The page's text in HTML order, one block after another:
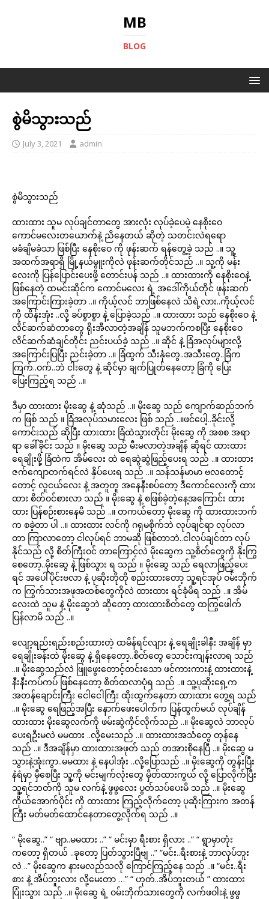
MB
BLOG
စွဲမိသွားသည်
July 3, 2021 admin
စွဲမိသွားသည်
ထားထား သူမ လုပ်ချင်တာတွေ အားလုံး လုပ်ခဲ့ပေမဲ့ နေစိုးဝေ
ကောင်မလေးတယောက်နဲ့ ညိနေတယ် ဆိုတဲ့ သတင်းလဲရရော
မခံချိမခံသာ ဖြစ်ပြီး နေစိုးဝေ ကို ဖုန်းဆက် ရန်တွေ့ခဲ့ သည် ..။ သူ့
အထက်အရာရှိ မြို့နယ်မွူးကိုလဲ ဖုန်းဆက်တိုင်သည် ..။ သူ့ကို မန်း
လေးကို ပြန်ပြောင်းပေးဖို့ တောင်းပန် သည် ..။ ထားထားကို နေစိုးဝေနဲ့
ဖြစ်နေတဲ့ ထမင်းဆိုင်က ကောင်မလေး ရဲ့ အဒေါ်ကိုယ်တိုင် ဖုန်းဆက်
အကြောင်းကြားခဲ့တာ ..။ ကိုယ့်လင် ဘာဖြစ်နေလဲ သိရဲ့လား..ကိုယ့်လင်
ကို ထိန်းအုံး ..လို့ ခပ်စွာစွာ နဲ့ ပြောခဲ့သည် ..။ ထားထား သည် နေစိုးဝေ နဲ့
လိင်ဆက်ဆံတာတွေ ရိုးအီလာတဲ့အချိန် သူမဘက်ကစပြီး နေစိုးဝေ
လိင်ဆက်ဆံချင်တိုင်း ညင်းပယ်ခဲ့ သည် ..။ ဆိုင် နဲ့ ခြံအလုပ်များလို့
အကြောင်းပြပြီး ညင်းခဲ့တာ ..။ ခြံထွက် သီးနှံတွေ..အသီးတွေ..ခြံက
ကြက်..ဝက်..ဘဲ ငါးတွေ နဲ့ ဆိုင်မှာ ချက်ပြုတ်နေတော့ ခြံကို ပြေး
ပြေးကြည့်ရ သည် ..။
ဒီမှာ ထားထား မိုးဆွေ နဲ့ ဆုံသည် ..။ မိုးဆွေ သည် ကျောက်ဆည်ဘက်
က ဖြစ် သည် ။ ခြံအလုပ်သမားလေး ဖြစ် သည် ..။ဖင်ပေါ့..ခိုင်းလို့
ကောင်းသည် ဆိုပြီး ထားထား ခြံထဲသွားတိုင်း မိုးဆွေ ကို အစစ အရာ
ရာ ခေါ်ခိုင်း သည် ။ မိုးဆွေ သည် မီးမလာတဲ့အချိန် ဆိုရင် ထားထား
ရေချိုးဖို့ ခြံထဲက အိမ်လေး ထဲ ရေဆွဲဆွဲဖြည့်ပေးရ သည် ..။ ထားထား
ဇက်ကျောတက်ရင်လဲ နှိပ်ပေးရ သည် ..။ သန်သန်မာမာ ဗလတောင့်
တောင့် လူငယ်လေး နဲ့ အတူတူ အနေနီးစပ်တော့ ဒီကောင်လေးကို ထား
ထား စိတ်ဝင်စားလာ သည် ။ မိုးဆွေ နဲ့ စဖြစ်ခဲ့တဲ့နေ့အကြောင်း ထား
ထား ပြန်စဉ်းစားနေမိ သည် ..။ တကယ်တော့ မိုးဆွေ ကို ထားထားဘက်
က စခဲ့တာ ပါ ..။ ထားထား လင်ကို ဂရုမစိုက်ဘဲ လုပ်ချင်ရာ လုပ်လာ
တာ ကြာလာတော့ ငါလုပ်ရင် ဘာမဆို ဖြစ်တာဘဲ..ငါလုပ်ချင်တာ လုပ်
နိုင်သည် လို့ စိတ်ကြီးဝင် တာကြောင့်လဲ မိုးဆွေက သူ့စိတ်တွေကို နိုးကြွ
စေတော့..မိုးဆွေ နဲ့ ဖြစ်သွား ရ သည် ။ မိုးဆွေ သည် ရေလာဖြည့်ပေး
ရင် အပေါ်ပိုင်းဗလာ နဲ့ ပုဆိုးတိုတို စည်းထားတော့ သူ့ရင်အုပ် ဝမ်းဘိုက်
က ကြွက်သားအဖုအထစ်တွေကိုလဲ ထားထား ရင်ခုံမိရ သည် ..။ အိမ်
လေးထဲ သူမ နဲ့ မိုးဆွေဘဲ ဆိုတော့ ထားထားစိတ်တွေ ထကြွဖေါက်
ပြန်လာမိ သည် ..။
လျော့ရည်းရည်းစည်းထားတဲ့ ထမိန်ရင်လျား နဲ့ ရေချိုးခါနီး အချိန် မှာ
ရေချိုးခန်းထဲ မိုးဆွေ နဲ့ ရှိနေတော့..စိတ်တွေ သောင်းကျန်းလာရ သည်
..။ မိုးဆွေသည်လဲ ဖြူဖွေးတောင့်တင်းသော ဖင်ကားကားနဲ့ ထားထားနဲ့
နီးနီးကပ်ကပ် ဖြစ်နေတော့ စိတ်ထလာပုံရ သည် ..။ သူ့ပုဆိုးရှေ့က
အတန်ချောင်းကြီး ငေါငေါကြီး ထိုးထွက်နေတာ ထားထား တွေ့ရ သည်
..။ မိုးဆွေ ရေဖြည့်အပြီး နောက်ဖေးပေါက်က ပြန်ထွက်မယ် လုပ်ချိန်
ထားထား မိုးဆွေလက်ကို ဖမ်းဆွဲကိုင်လိုက်သည် ..။ မိုးဆွေလဲ ဘာလုပ်
ပေးရဦးမလဲ မမထား ..လို့မေးသည် ..။ ထားထားအသံတွေ တုန်နေ
သည် ..။ ဒီအချိန်မှာ ထားထားအဖုတ် သည် တအားစိုနေပြီ ..။ မိုးဆွေ မ
သွားနဲ့အုံးကွာ..မမထား နဲ့ နေပါအုံး ..လို့ပြောသည် ..။ မိုးဆွေကို တွန်းပြီး
နံရံမှာ မှီစေပြီး သူ့ကို မင်းမျက်လုံးတွေ မှိတ်ထားကွယ် လို့ ပြောလိုက်ပြီး
သူ့ရင်ဘတ်ကို သူမ လက်နဲ့ ဖွဖွလေး ပွတ်သပ်ပေးမိ သည် ..။ မိုးဆွေ
ကိုယ်အောက်ပိုင်း ကို ထားထား ကြည့်လိုက်တော့ ပုဆိုးကြားက အတန်
ကြီး မတ်မတ်ထောင်နေတာတွေ့လိုက်ရ သည် ..။
“ မိုးဆွေ..” “ ဗျာ..မမထား ..” “ မင်းမှာ ရီးစား ရှိလား ..” “ ရွာမှာတုံး
ကတော့ ရှိတယ် ..ခုတော့ ပြတ်သွားပြီဗျ ..” “မင်း..ရီးစားနဲ့ ဘာလုပ်ဘူး
လဲ ..” မိုးဆွေက နားမလည်သလို ကြောင်ကြည့်နေ သည် ..။ “မင်း..ရီး
စား နဲ့ အိပ်ဘူးလား လို့မေးတာ …” “ ဟုတ်..အိပ်ဘူးတယ် ” ထားထား
ပြုံးသွား သည် ..။ မိုးဆွေ ရဲ့ ဝမ်းဘိုက်သားတွေကို လက်ဖဝါးနဲ့ ဖွဖွ